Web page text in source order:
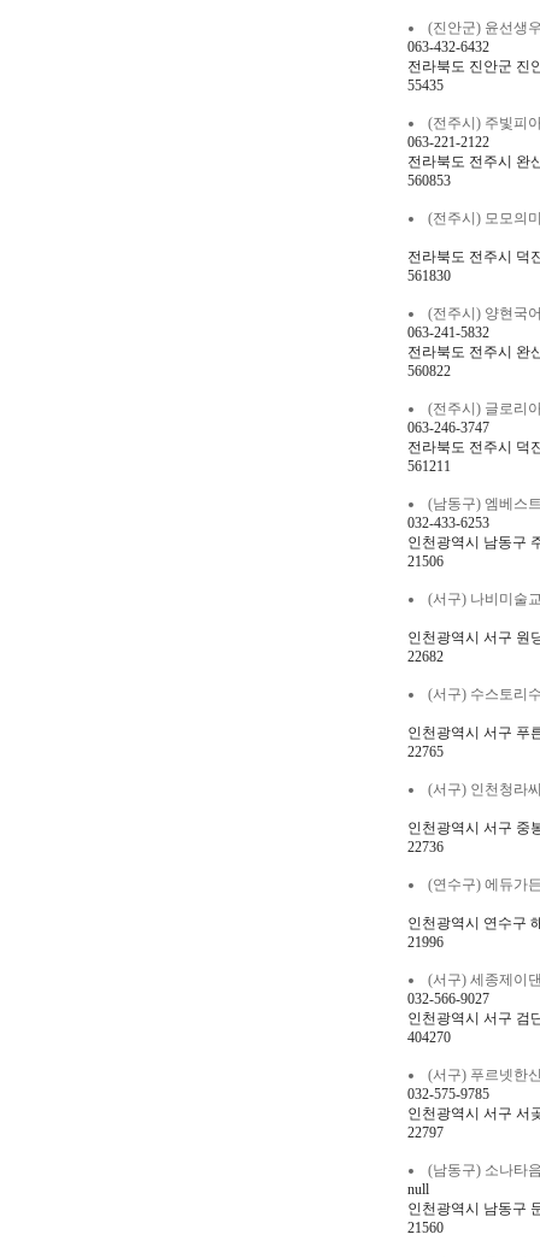
(진안군) 윤선생
063-432-6432
전라북도 진안군 진
55435
(전주시) 주빛피
063-221-2122
전라북도 전주시 완
560853
(전주시) 모모의
전라북도 전주시 덕
561830
(전주시) 양현국
063-241-5832
전라북도 전주시 완
560822
(전주시) 글로리
063-246-3747
전라북도 전주시 덕
561211
(남동구) 엠베스
032-433-6253
인천광역시 남동구
21506
(서구) 나비미술
인천광역시 서구 원
22682
(서구) 수스토리
인천광역시 서구 푸
22765
(서구) 인천청라
인천광역시 서구 중
22736
(연수구) 에듀가
인천광역시 연수구
21996
(서구) 세종제이
032-566-9027
인천광역시 서구 검
404270
(서구) 푸르넷한
032-575-9785
인천광역시 서구 서
22797
(남동구) 소나타
null
인천광역시 남동구
21560